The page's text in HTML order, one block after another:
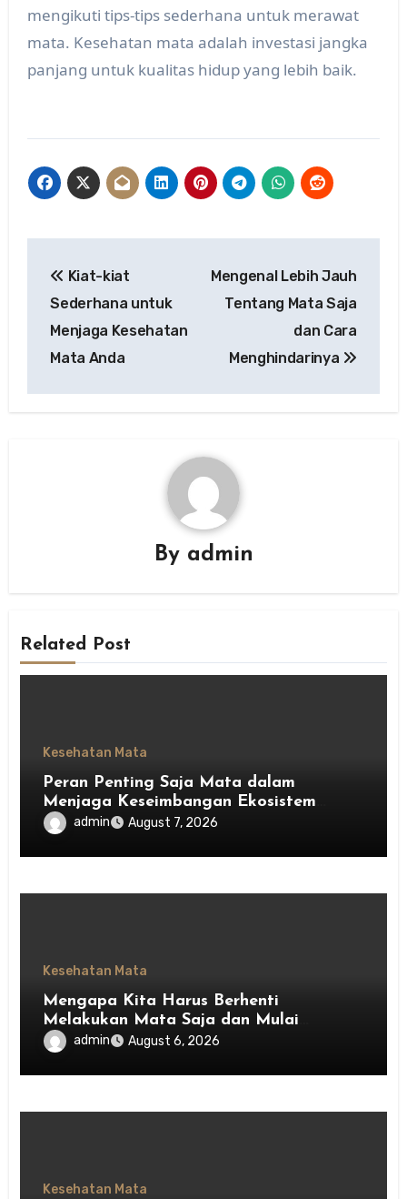
mengikuti tips-tips sederhana untuk merawat
mata. Kesehatan mata adalah investasi jangka
panjang untuk kualitas hidup yang lebih baik.
navigation
Kiat-kiat
Sederhana untuk
Menjaga Kesehatan
Mata Anda
Mengenal Lebih Jauh
Tentang Mata Saja
dan Cara
Menghindarinya
By admin
Related Post
Kesehatan Mata
Peran Penting Saja Mata dalam
Menjaga Keseimbangan Ekosistem
Indonesia
admin August 7, 2026
Kesehatan Mata
Mengapa Kita Harus Berhenti
Melakukan Mata Saja dan Mulai
Menghargai Privasi Orang Lain
admin August 6, 2026
Kesehatan Mata